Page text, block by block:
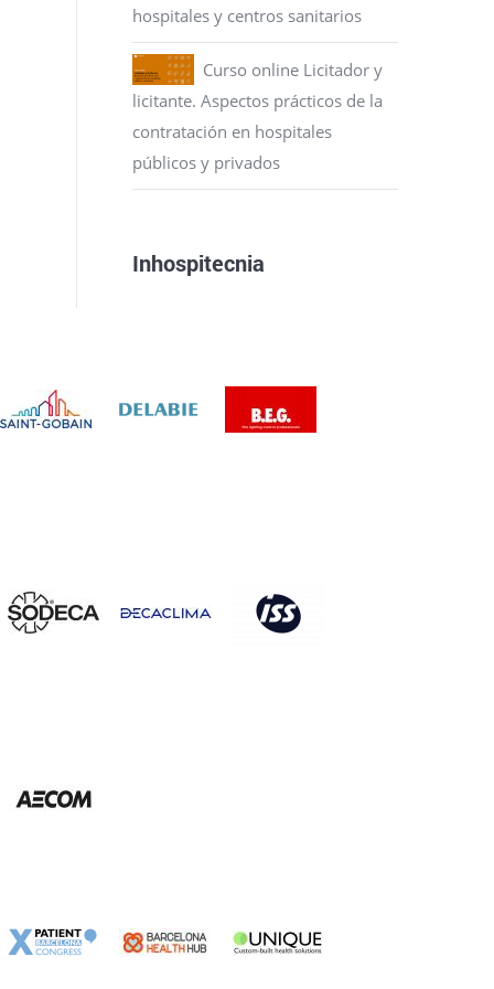
hospitales y centros sanitarios
Curso online Licitador y
licitante. Aspectos prácticos de la
contratación en hospitales
públicos y privados
Inhospitecnia